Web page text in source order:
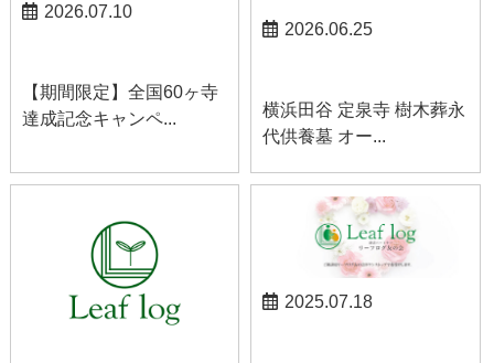
2026.07.10
【期間限定】全国60ヶ寺
達成記念キャンペ...
2026.06.25
横浜田谷 定泉寺 樹木葬永
代供養墓 オー...
2025.07.18